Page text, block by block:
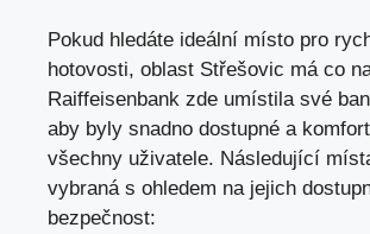
Pokud hledáte ideální místo pro
hotovosti, oblast Střešovic má co
Raiffeisenbank zde umístila své
aby byly snadno dostupné a
všechny uživatele. Následující
vybraná s ohledem na jejich
bezpečnost: